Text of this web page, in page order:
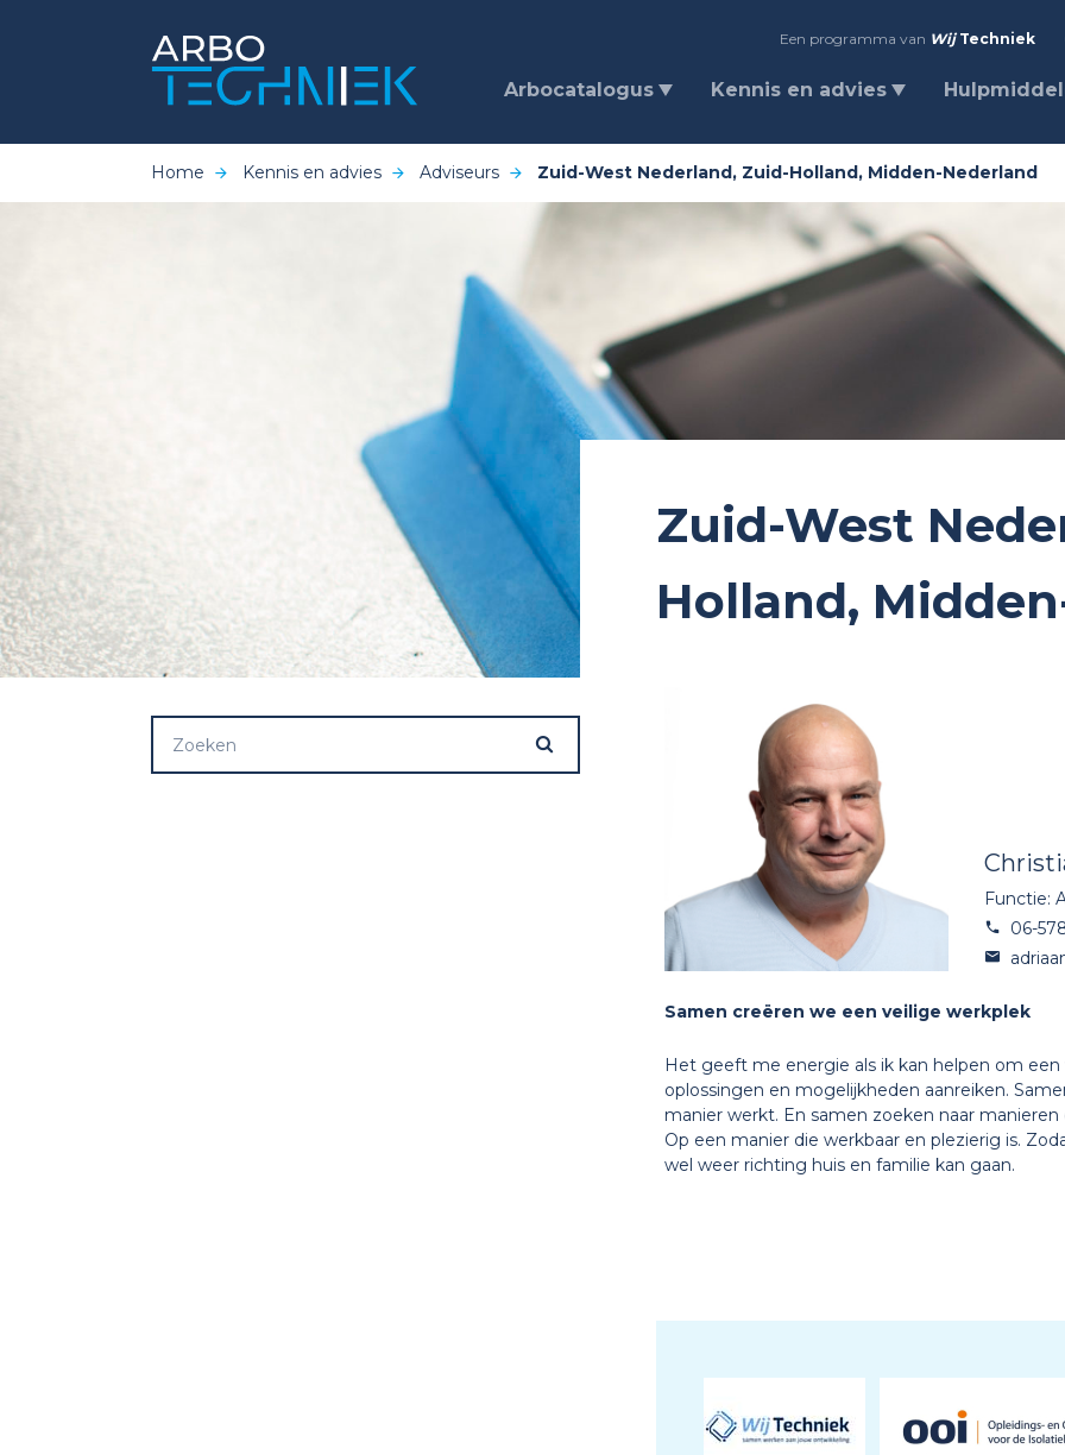
Een programma van Wij Techniek
Arbocatalogus Kennis en advies
Home Kennis en advies Adviseurs Zuid-West Nederland, Zuid-Holland, Midden-Nederland
Zuid-West
Holland,
Functie:
06-
Samen creëren we een veilige werkplek
Het geeft me energie als ik kan helpen om
oplossingen en mogelijkheden aanreiken.
manier werkt. En samen zoeken naar
Op een manier die werkbaar en plezierig is.
wel weer richting huis en familie kan gaan.